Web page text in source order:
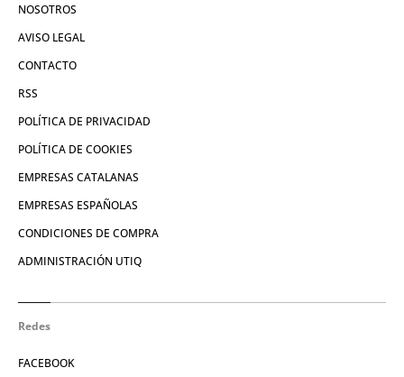
NOSOTROS
AVISO LEGAL
CONTACTO
RSS
POLÍTICA DE PRIVACIDAD
POLÍTICA DE COOKIES
EMPRESAS CATALANAS
EMPRESAS ESPAÑOLAS
CONDICIONES DE COMPRA
ADMINISTRACIÓN UTIQ
Redes
FACEBOOK